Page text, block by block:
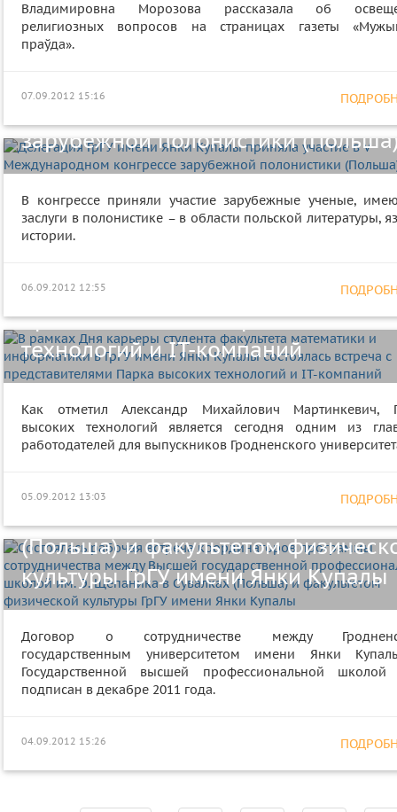
Владимировна Морозова рассказала об
религиозных вопросов на страницах газеты
праўда».
07.09.2012 15:16
Делегация ГрГУ имени Янки
зарубежной полонистики
В конгрессе приняли участие зарубежные ученые,
заслуги в полонистике – в области польской литературы,
истории.
06.09.2012 12:55
В рамках Дня карьеры студента
факультета математики и
Купалы состоялась встреча с
представителями Парка высоких
технологий и IT-компаний
Как отметил Александр Михайлович Мартинкевич,
высоких технологий является сегодня одним из
работодателей для выпускников Гродненского
05.09.2012 13:03
координаторов программы
сотрудничества между Высшей
государственной
(Польша) и факультетом
культуры ГрГУ имени Янки Купалы
Договор о сотрудничестве между
государственным университетом имени Янки
Государственной высшей профессиональной
подписан в декабре 2011 года.
04.09.2012 15:26